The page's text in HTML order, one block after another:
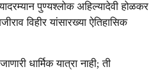
पुण्यश्लोक अहिल्यादेवी होळकर
विहीर यांसारख्या ऐतिहासिक
धार्मिक यात्रा नाही; ती